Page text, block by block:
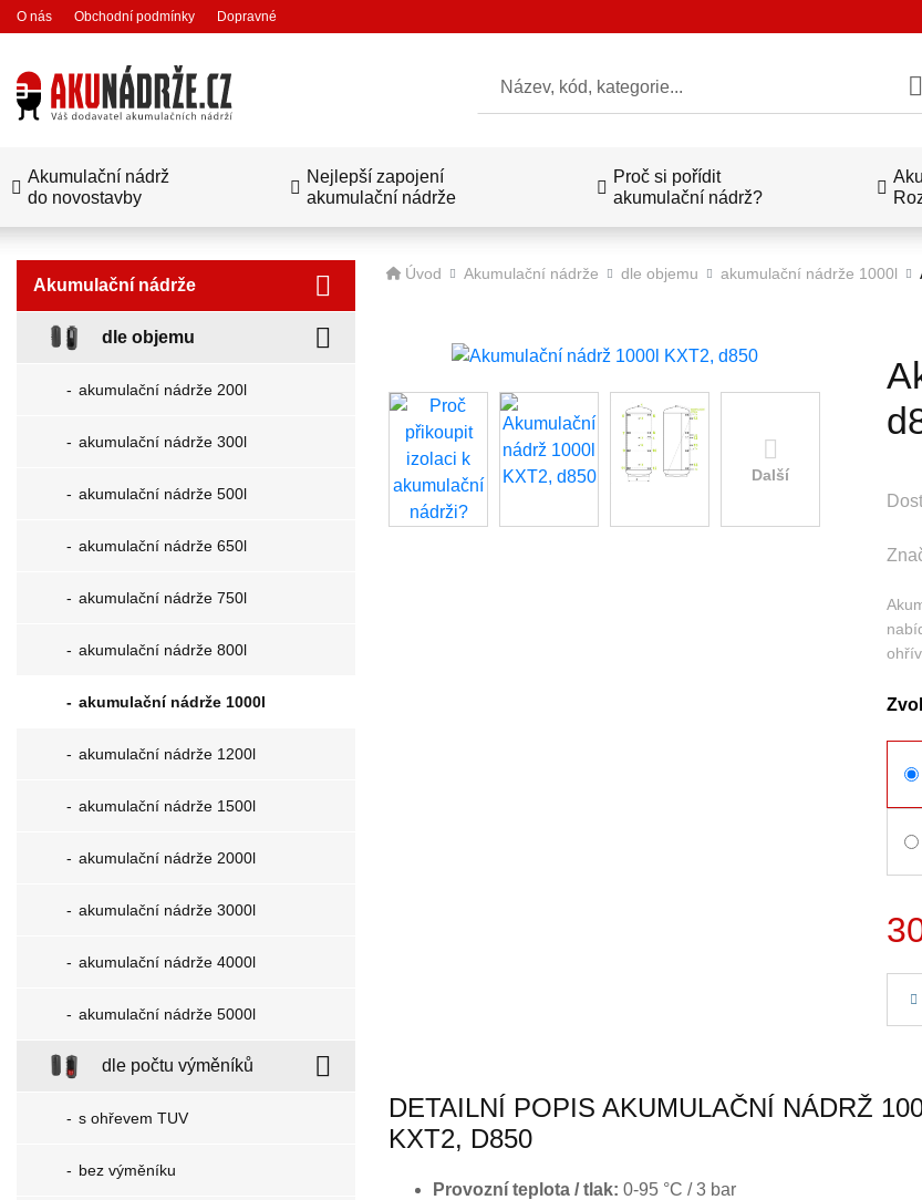
O nás Obchodní podmínky Dopravné
Akumulační nádrž
do novostavby
Nejlepší zapojení
akumulační nádrže
Proč si pořídit
akumulační nádrž?
Akumulační nádrže
dle objemu
akumulační nádrže 200l
akumulační nádrže 300l
akumulační nádrže 500l
akumulační nádrže 650l
akumulační nádrže 750l
akumulační nádrže 800l
akumulační nádrže 1000l
akumulační nádrže 1200l
akumulační nádrže 1500l
akumulační nádrže 2000l
akumulační nádrže 3000l
akumulační nádrže 4000l
akumulační nádrže 5000l
dle počtu výměníků
s ohřevem TUV
bez výměníku
Úvod Akumulační nádrže dle objemu akumulační nádrže 1000l
Další
DETAILNÍ POPIS AKUMULAČNÍ NÁDRŽ
KXT2, D850
Provozní teplota / tlak: 0-95 °C / 3 bar